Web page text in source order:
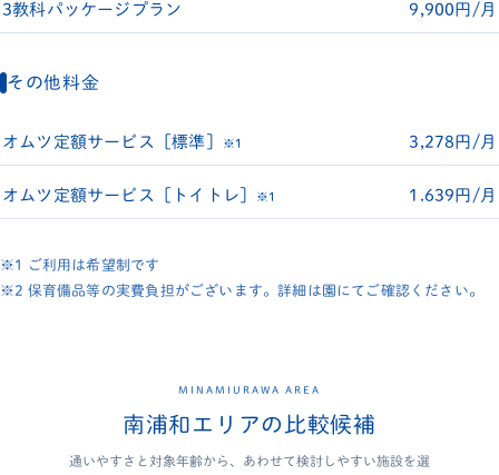
3教科パッケージプラン 9,900円/月
その他料金
オムツ定額サービス［標準］ ※1 3,278円/月
オムツ定額サービス［トイトレ］ ※1 1.639円/月
※1 ご利用は希望制です
※2 保育備品等の実費負担がございます。詳細は園にてご確認ください。
MINAMIURAWA AREA
南浦和エリアの比較候補
通いやすさと対象年齢から、あわせて検討しやすい施設を選